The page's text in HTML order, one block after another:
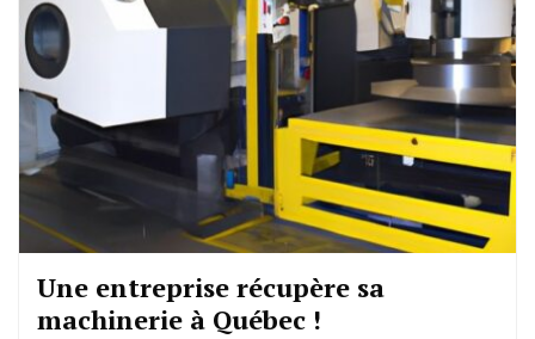
Une entreprise récupère sa
machinerie à Québec !